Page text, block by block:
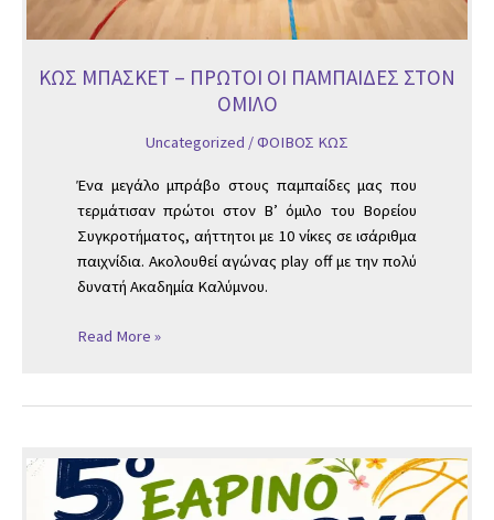
ΚΩΣ ΜΠΑΣΚΕΤ – ΠΡΩΤΟΙ ΟΙ ΠΑΜΠΑΙΔΕΣ ΣΤΟΝ
ΟΜΙΛΟ
Uncategorized /ΦΟΙΒΟΣ ΚΩΣ
Ένα μεγάλο μπράβο στους παμπαίδες μας που
τερμάτισαν πρώτοι στον Β’ όμιλο του Βορείου
Συγκροτήματος, αήττητοι με 10 νίκες σε ισάριθμα
παιχνίδια. Ακολουθεί αγώνας play off με την πολύ
δυνατή Ακαδημία Καλύμνου.
Read More »
5ο
ΕΑΡΙΝΟ
ΤΟΥΡΝΟΥΑ